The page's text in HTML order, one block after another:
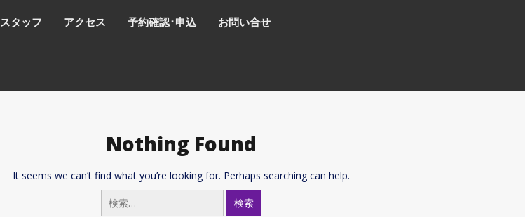
スタッフ アクセス 予約確認･申込 お問い合せ
Nothing Found
It seems we can’t find what you’re looking for. Perhaps searching can help.